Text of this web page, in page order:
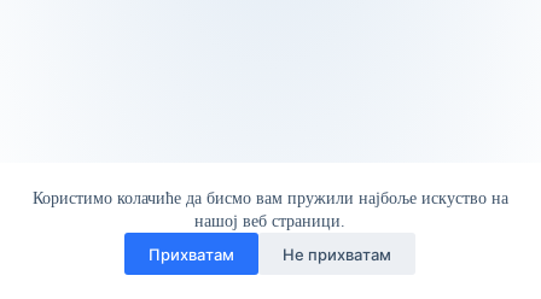
Користимо колачиће да бисмо вам пружили најбоље искуство на
нашој веб страници.
Прихватам Не прихватам
© ОШ "Бранко Радичевић" Сва права задржана | Веб